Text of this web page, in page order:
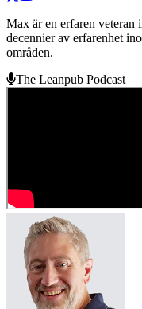
Max är en erfaren veteran
decennier av erfarenhet
områden.
The Leanpub Podcast